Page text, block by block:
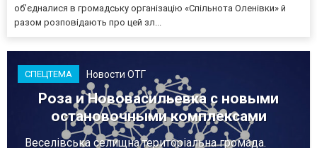
об’єдналися в громадську організацію «Спільнота Оленівки» й
разом розповідають про цей зл...
СПЕЦТЕМА Новости ОТГ
Роза и Нововасильевка с новыми
остановочными комплексами
Веселівська селищна територіальна громада.